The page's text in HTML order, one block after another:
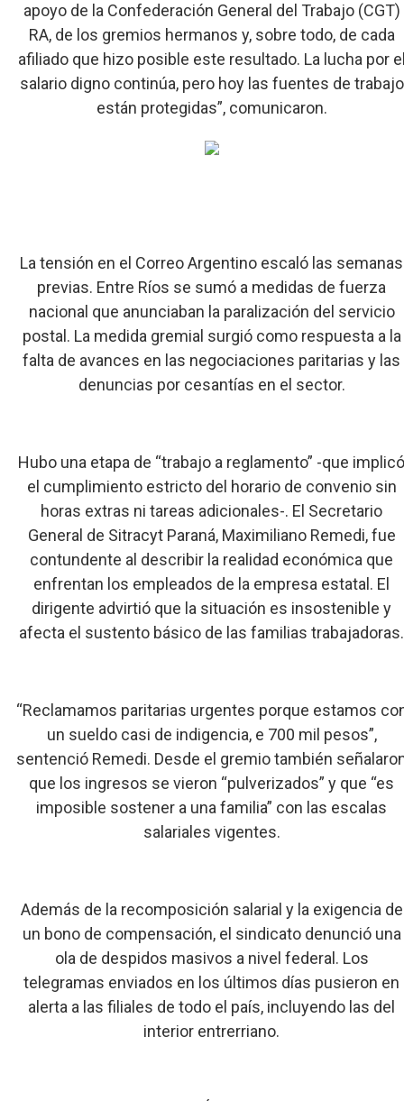
apoyo de la Confederación General del Trabajo (CGT)
RA, de los gremios hermanos y, sobre todo, de cada
afiliado que hizo posible este resultado. La lucha por
salario digno continúa, pero hoy las fuentes de trabajo
están protegidas”, comunicaron.
La tensión en el Correo Argentino escaló las semanas
previas. Entre Ríos se sumó a medidas de fuerza
nacional que anunciaban la paralización del servicio
postal. La medida gremial surgió como respuesta a la
falta de avances en las negociaciones paritarias y las
denuncias por cesantías en el sector.
Hubo una etapa de “trabajo a reglamento” -que
el cumplimiento estricto del horario de convenio sin
horas extras ni tareas adicionales-. El Secretario
General de Sitracyt Paraná, Maximiliano Remedi, fue
contundente al describir la realidad económica que
enfrentan los empleados de la empresa estatal. El
dirigente advirtió que la situación es insostenible y
afecta el sustento básico de las familias trabajadoras.
“Reclamamos paritarias urgentes porque estamos
un sueldo casi de indigencia, e 700 mil pesos”,
sentenció Remedi. Desde el gremio también
que los ingresos se vieron “pulverizados” y que “es
imposible sostener a una familia” con las escalas
salariales vigentes.
Además de la recomposición salarial y la exigencia de
un bono de compensación, el sindicato denunció una
ola de despidos masivos a nivel federal. Los
telegramas enviados en los últimos días pusieron en
alerta a las filiales de todo el país, incluyendo las del
interior entrerriano.